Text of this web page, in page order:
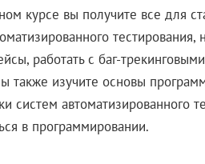
курсе вы получите все для
тестирования,
работать с баг-
также изучите основы
систем автоматизированного
в программировании.